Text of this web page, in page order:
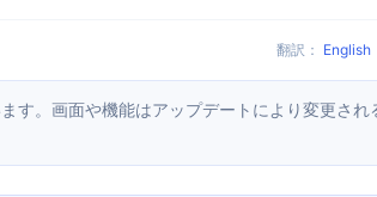
翻訳 ： English